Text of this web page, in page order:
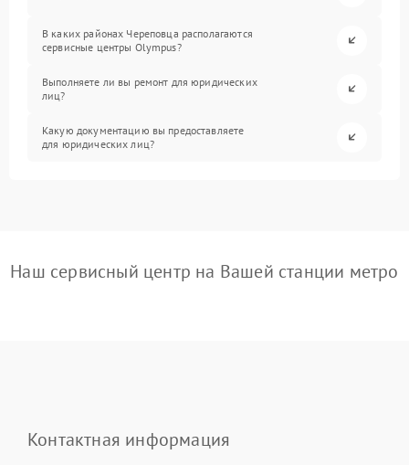
В каких районах Череповца располагаются
сервисные центры Olympus?
Выполняете ли вы ремонт для юридических
лиц?
Какую документацию вы предоставляете
для юридических лиц?
Наш сервисный центр на Вашей станции метро
Контактная информация